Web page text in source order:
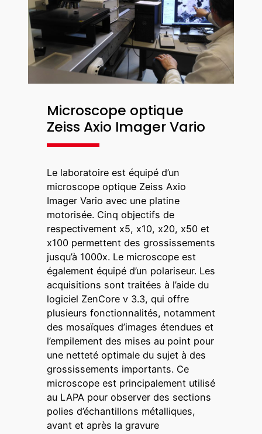
Microscope optique
Zeiss Axio Imager Vario
Le laboratoire est équipé d’un
microscope optique Zeiss Axio
Imager Vario avec une platine
motorisée. Cinq objectifs de
respectivement x5, x10, x20, x50 et
x100 permettent des grossissements
jusqu’à 1000x. Le microscope est
également équipé d’un polariseur. Les
acquisitions sont traitées à l’aide du
logiciel ZenCore v 3.3, qui offre
plusieurs fonctionnalités, notamment
des mosaïques d’images étendues et
l’empilement des mises au point pour
une netteté optimale du sujet à des
grossissements importants. Ce
microscope est principalement utilisé
au LAPA pour observer des sections
polies d’échantillons métalliques,
avant et après la gravure